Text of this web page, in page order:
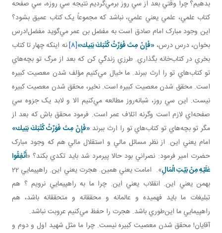
بدهيم؟ چرا وقتي بعد از سي روز برمي‌گرديم نتيجه سي روزه، سي صفحه
کتاب علمي، علمي يعني علمي، نباشد که مجموعاً يک کتاب عميق بشود؟
اين وجود مبارک امام صادق است به مفضل بن عمر مي‌گويد مفضل!درس
بخوان، درس درس، «فَإِنْ مِتَ‏ فَوَرِّثْ‏ كُتُبَكَ‏ بَنِيك‏»[8]
نه اينکه چهار تا کتاب
بخري در کتاب‌خانه بگذاري. طرزي زندگي کن که بعد از مرگ تو بچه‌هاي
تو کتاب‌هاي تو را ارث ببرند. ما خيال مي‌کنيم مؤلف شدن معصيت کبيره
است. محقق شدن معصيت کبيره است. نخير، محقق شدن معصيت کبيره
نيست. اين سي روز، شبانه‌روز مطالعه مي‌کنيم الا و لابد يک جزوه سي
صفحه‌اي لازم است وگرنه اتلاف عمر است. فرمود محقق باش که بعد از
مگر تو بچه‌هاي تو کتاب‌هاي تو را ارث ببرند «فَإِنْ مِتَ‏ فَوَرِّثْ‏ كُتُبَكَ‏ بَنِيك‏»
امام يعني اين. از نظر مسائل مالي و استقلال مالي هم که وجود مبارک
حضرت امير فرمود: نصراني بود حالا پيرمرد شد بايد تکدي بکند؟ «أَنْفِقُوا
عَلَيْهِ مِنْ بَيْتِ الْمَالِ
». امامت يعني همين. هجرت يعني اين. راهپيمايي 22
بهمن يعني اين. انقلاب يعني اين. چرا ما به راهپيمايي نرويم ؟ هم
تبليغات ما بايد فهميده و عالمانه و محققانه و متحققانه باشد، هم
راهپيمايي ما اين‌طوري باشد. هجرت را حفظ مي‌کنيم عروبت نباشد.
آقايان! محقق شدن معصيت کبيره نيست. چرا ما مثل شهيد اول و دوم و